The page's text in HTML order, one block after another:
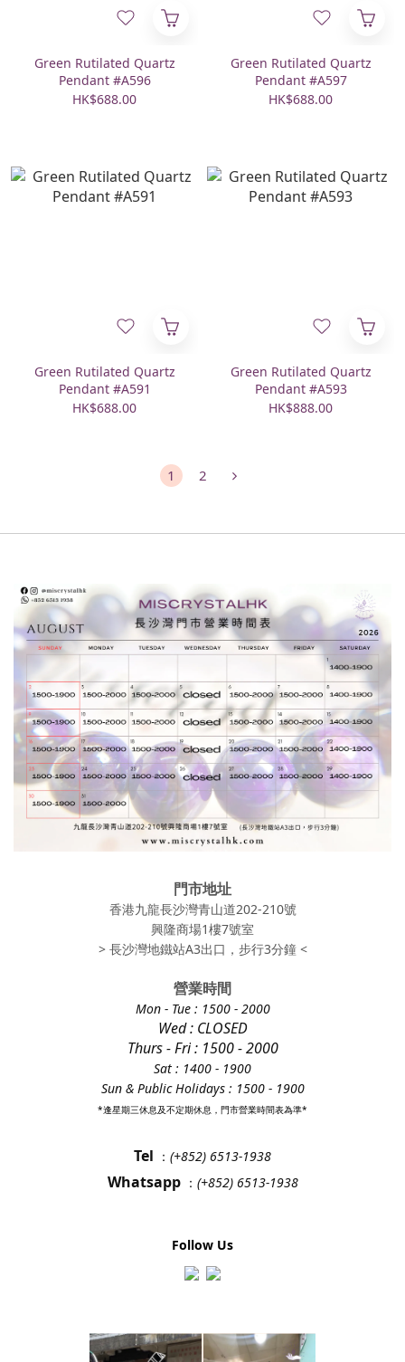
Green Rutilated Quartz
Pendant #A596
HK$688.00
Green Rutilated Quartz
Pendant #A597
HK$688.00
Green Rutilated Quartz
Pendant #A591
HK$688.00
Green Rutilated Quartz
Pendant #A593
HK$888.00
1 2
門市地址
香港九龍長沙灣青山道202-210號
興隆商場1樓7號室
> 長沙灣地鐵站A3出口，步行3分鐘 <
營業時間
Mon - Tue: 1500 - 2000
Wed : CLOSED
Thurs - Fri: 1500 - 2000
Sat : 1400 - 1900
Sun & Public Holidays : 1500 - 1900
*逢星期三休息及不定期休息，門市營業時間表為準*
Tel ： (+852) 6513-1938
Whatsapp ： (+852) 6513-1938
Follow Us